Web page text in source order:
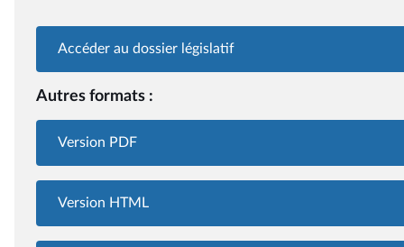
Accéder au dossier législatif
Autres formats :
Version PDF
Version HTML